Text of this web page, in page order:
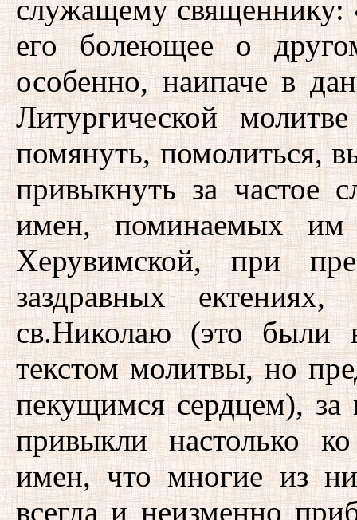
служащему священнику:
его болеющее о
особенно, наипаче в
Литургической
помянуть, помолиться,
привыкнуть за частое
имен, поминаемых
Херувимской, при
заздравных
св.Николаю (это были
текстом молитвы, но
пекущимся сердцем),
привыкли настолько
имен, что многие из
всегда и неизменно